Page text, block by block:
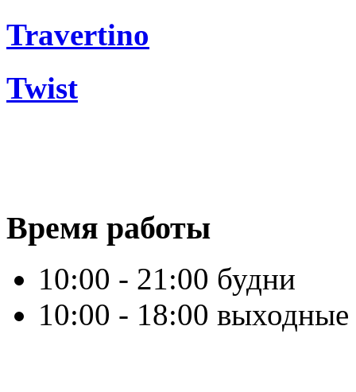
Travertino
Twist
Время работы
10:00 - 21:00 будни
10:00 - 18:00 выходные